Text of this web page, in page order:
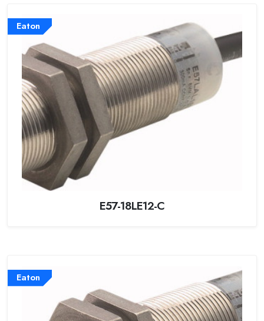
Eaton
E57-18LE12-C
Eaton